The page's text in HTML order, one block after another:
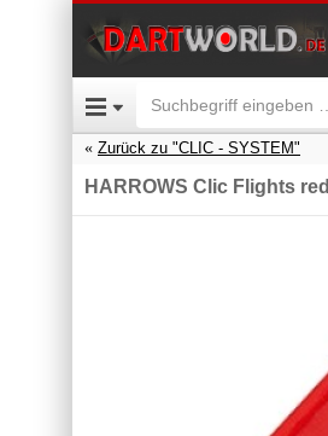
Zurück zu "CLIC - SYSTEM"
HARROWS Clic Flights red